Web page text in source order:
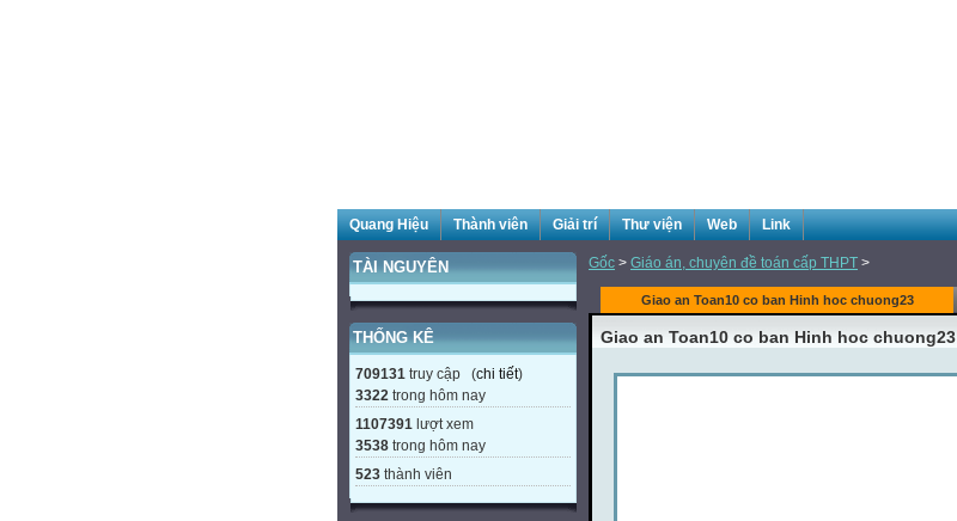
Quang Hiệu Thành viên Giải trí Thư viện Web Link
TÀI NGUYÊN
THỐNG KÊ
709131 truy cập (chi tiết)
3322 trong hôm nay
1107391 lượt xem
3538 trong hôm nay
523 thành viên
Gốc > Giáo án, chuyên đề toán cấp THPT >
Giao an Toan10 co ban Hinh hoc chuong23
Giao an Toan10 co ban Hinh hoc chuong23